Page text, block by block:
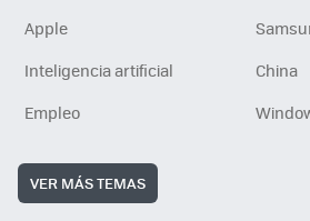
Apple
Inteligencia artificial
China
Empleo
VER MÁS TEMAS